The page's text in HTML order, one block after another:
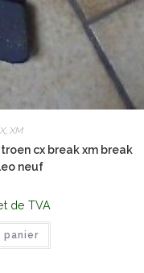
,XM
cx break xm break
neuf
de TVA
panier